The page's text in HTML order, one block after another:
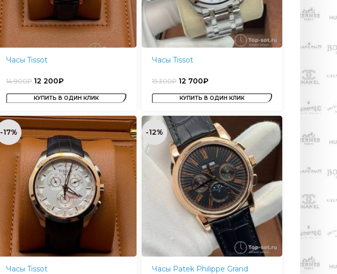
Часы Tissot
14 900₽ 12 200₽
КУПИТЬ В ОДИН КЛИК
Часы Tissot
15 300₽ 12 700₽
КУПИТЬ В ОДИН КЛИК
-17%
Часы Tissot
-12%
Часы Patek Philippe Grand